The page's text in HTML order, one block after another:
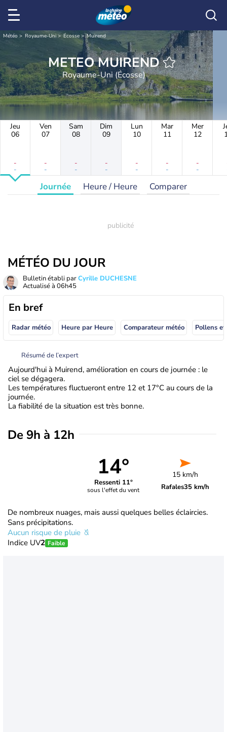
Météo Royaume-Uni Écosse Muirend
METEO MUIREND
Royaume-Uni (Écosse)
Jeu
06
-
-
Ven
07
-
-
Sam
08
-
-
Dim
09
-
-
Lun
10
-
-
Mar
11
-
-
Mer
12
-
-
Journée Heure / Heure Comparer
MÉTÉO DU JOUR
Bulletin établi parCyrille DUCHESNE
Actualisé à 06h45
En bref
Radar météo Heure par Heure Comparateur météo Pollens
Résumé de l’expert
Aujourd'hui à Muirend, amélioration en cours de journée : le
ciel se dégagera.
Les températures fluctueront entre 12 et 17°C au cours de la
journée.
La fiabilité de la situation est très bonne.
De 9h à 12h
14°
Ressenti 11°
sous l'effet du vent
15 km/h
Rafales35 km/h
De nombreux nuages, mais aussi quelques belles éclaircies.
Sans précipitations.
Aucun risque de pluie
Indice UV2 Faible